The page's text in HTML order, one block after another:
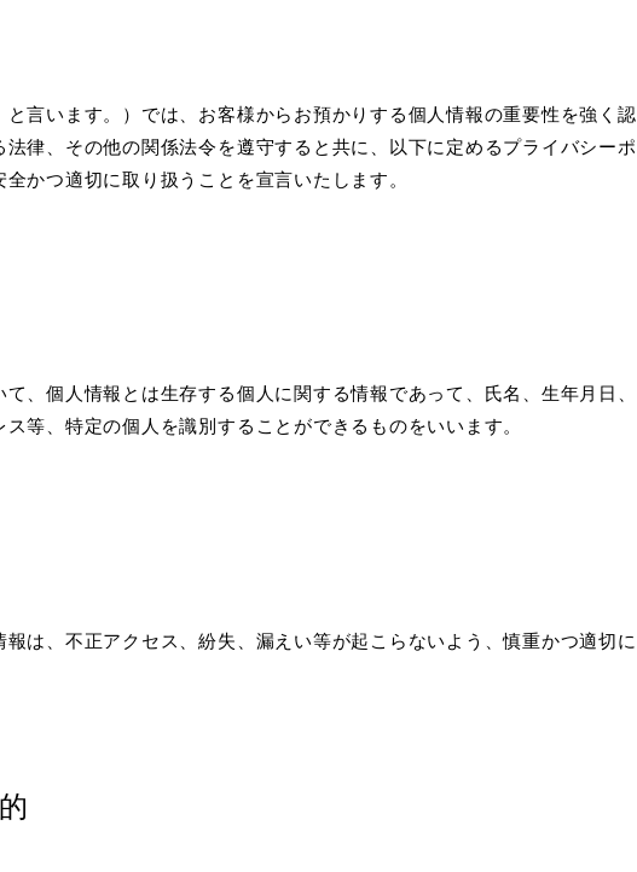
言います。）では、お客様からお預かりする個人情報の重要性を強く認
律、その他の関係法令を遵守すると共に、以下に定めるプライバシーポ
かつ適切に取り扱うことを宣言いたします。
、個人情報とは生存する個人に関する情報であって、氏名、生年月日、
等、特定の個人を識別することができるものをいいます。
は、不正アクセス、紛失、漏えい等が起こらないよう、慎重かつ適切に